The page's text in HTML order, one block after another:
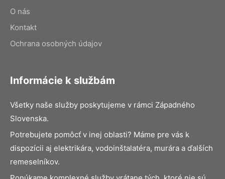
O nás
Kontakt
Ochrana osobných údajov
Informácie k službám
Všetky naše služby poskytujeme v rámci Západného
Slovenska.
Potrebujete pomôcť v inej oblasti? Máme pre vás k
dispozícii aj elektrikára, vodoinštalatéra, murára a ďalších
remeselníkov.